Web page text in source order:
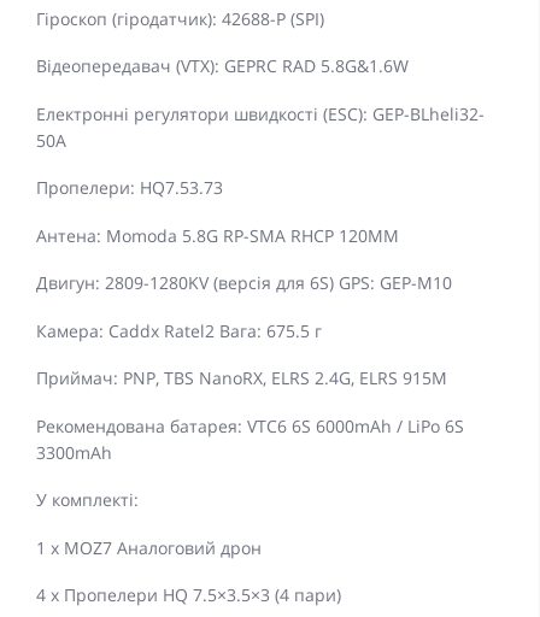
Гіроскоп (гіродатчик): 42688-P (SPI)
Відеопередавач (VTX): GEPRC RAD 5.8G&1.6W
Електронні регулятори швидкості (ESC): GEP-BLheli32-
50A
Пропелери: HQ7.53.73
Антена: Momoda 5.8G RP-SMA RHCP 120MM
Двигун: 2809-1280KV (версія для 6S) GPS: GEP-M10
Камера: Caddx Ratel2 Вага: 675.5 г
Приймач: PNP, TBS NanoRX, ELRS 2.4G, ELRS 915M
Рекомендована батарея: VTC6 6S 6000mAh / LiPo 6S
3300mAh
У комплекті:
1 x MOZ7 Аналоговий дрон
4 x Пропелери HQ 7.5×3.5×3 (4 пари)